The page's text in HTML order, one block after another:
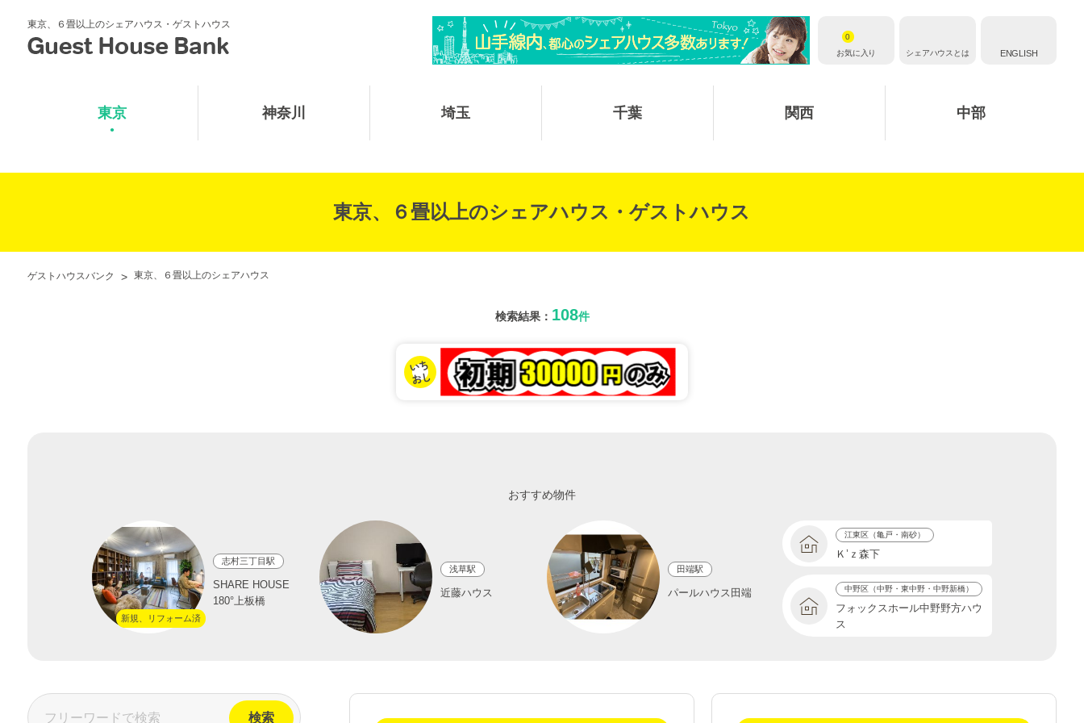
東京、６畳以上のシェアハウス・ゲストハウス
お気に入り
0
シェアハウスとは
ENGLISH
東京 神奈川 埼玉 千葉 関西 中部
東京、６畳以上のシェアハウス・ゲストハウス
ゲストハウスバンク > 東京、６畳以上のシェアハウス
検索結果： 108件
おすすめ物件
新規、リフォーム済
志村三丁目駅
SHARE HOUSE 180°
上板橋
浅草駅
近藤ハウス
田端駅
パールハウス田端
江東区（亀戸・南砂）
Ｋ’ｚ森下
中野区（中野・東中野・中野新橋）
フォックスホール中野野方ハウ
ス